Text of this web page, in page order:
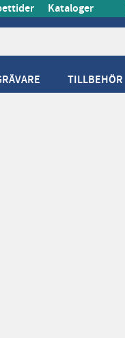
Kataloger
TILLBEHÖR